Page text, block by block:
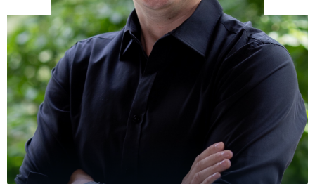
Przedsiębiorca z 12-letnim doświadczeniem
w biznesie, Prezes Zarządu i Założyciel
Abundo Space...
Zobacz więcej!